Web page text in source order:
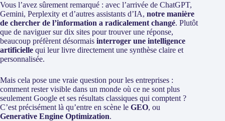
Vous l’avez sûrement remarqué : avec l’arrivée de ChatGPT,
Gemini, Perplexity et d’autres assistants d’IA, notre manière
de chercher de l’information a radicalement changé. Plutôt
que de naviguer sur dix sites pour trouver une réponse,
beaucoup préfèrent désormais interroger une intelligence
artificielle qui leur livre directement une synthèse claire et
personnalisée.
Mais cela pose une vraie question pour les entreprises :
comment rester visible dans un monde où ce ne sont plus
seulement Google et ses résultats classiques qui comptent ?
C’est précisément là qu’entre en scène le GEO, ou
Generative Engine Optimization.